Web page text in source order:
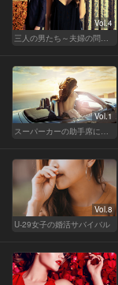
Vol.4
三人の男たち～夫婦の問題～
Vol.1
スーパーカーの助手席に乗る女
Vol.8
U-29女子の婚活サバイバル